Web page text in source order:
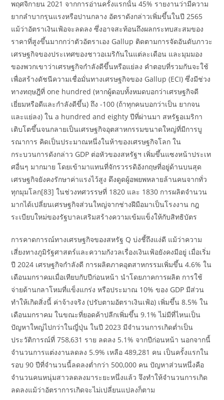
พฤศจิกายน 2021 จากการอ่านครั้งแรกนั้น 45% รายงานว่ามีความ
ยากลำบากรุนแรงหรือปานกลาง อัตราดังกล่าวเพิ่มขึ้นในปี 2565
แม้ว่าอัตราเงินเฟ้อจะลดลง ซึ่งอาจสะท้อนถึงผลกระทบสะสมของ
ราคาที่สูงขึ้นมากกว่าตัวอัตราเอง Gallup ติดตามการจัดอันดับภาวะ
เศรษฐกิจของประเทศของชาวอเมริกันในแต่ละเดือน และมุมมอง
ของพวกเขาว่าเศรษฐกิจกำลังดีขึ้นหรือแย่ลง คำตอบที่รวมกันจะใช้
เพื่อสร้างดัชนีความเชื่อมั่นทางเศรษฐกิจของ Gallup (ECI) ซึ่งมีช่วง
ทางทฤษฎีที่ one hundred (หากผู้ตอบทั้งหมดบอกว่าเศรษฐกิจดี
เยี่ยมหรือดีและกำลังดีขึ้น) ถึง -100 (ถ้าทุกคนบอกว่าเป็น ยากจน
และแย่ลง) ใน a hundred and eighty ปีที่ผ่านมา สหรัฐอเมริกา
เติบโตขึ้นจนกลายเป็นเศรษฐกิจอุตสาหกรรมขนาดใหญ่ที่มีการบู
รณาการ คิดเป็นประมาณหนึ่งในห้าของเศรษฐกิจโลก ใน
กระบวนการดังกล่าว GDP ต่อหัวของสหรัฐฯ เพิ่มขึ้นแซงหน้าประเท
ศอื่นๆ มากมาย โดยเข้ามาแทนที่จักรวรรดิอังกฤษที่อยู่ด้านบนสุด
เศรษฐกิจยังคงรักษาค่าแรงไว้สูง ดึงดูดผู้อพยพหลายล้านคนจากทั่ว
ทุกมุมโลก[83] ในช่วงทศวรรษที่ 1820 และ 1830 การผลิตจำนวน
มากได้เปลี่ยนเศรษฐกิจส่วนใหญ่จากช่างฝีมือมาเป็นโรงงาน กฎ
ระเบียบใหม่ของรัฐบาลเสริมสร้างความเข้มแข็งให้กับสิทธิบัตร
การคาดการณ์ทางเศรษฐกิจของสหรัฐ Q บ่งชี้ถึงแง่ดี แม้ว่าความ
เสี่ยงทางภูมิรัฐศาสตร์และความกังวลเรื่องเงินเฟ้อยังคงมีอยู่ เมื่อเริ่ม
ปี 2024 เศรษฐกิจกำลังดี การผลิตภาคอุตสาหกรรมเพิ่มขึ้น 4.6% ใน
เดือนมกราคมเมื่อเทียบกับปีก่อนหน้า นำโดยภาคการผลิต การใช้
จ่ายด้านกลาโหมที่แข็งแกร่ง หรือประมาณ 10% ของ GDP มีส่วน
ทำให้เกิดสิ่งนี้ ค่าจ้างจริง (ปรับตามอัตราเงินเฟ้อ) เพิ่มขึ้น 8.5% ใน
เดือนมกราคม ในขณะที่ยอดค้าปลีกเพิ่มขึ้น 9.1% ไม่มีที่ไหนเป็น
ปัญหาใหญ่ไปกว่าในญี่ปุ่น ในปี 2023 มีจำนวนการเกิดต่ำเป็น
ประวัติการณ์ที่ 758,631 ราย ลดลง 5.1% จากปีก่อนหน้า นอกจากนี้
จำนวนการแต่งงานลดลง 5.9% เหลือ 489,281 คน เป็นครั้งแรกใน
รอบ 90 ปีที่จำนวนนี้ลดลงต่ำกว่า 500,000 คน ปัญหาส่วนหนึ่งคือ
จำนวนคนหนุ่มสาวลดลงมาระยะหนึ่งแล้ว จึงทำให้จำนวนการเกิด
ลดลงแม้ว่าอัตราการเกิดจะไม่เปลี่ยนแปลงก็ตาม